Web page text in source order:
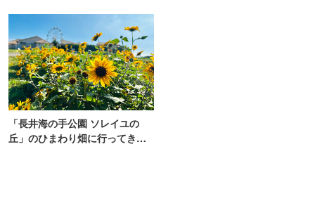
「長井海の手公園 ソレイユの
丘」のひまわり畑に行ってき